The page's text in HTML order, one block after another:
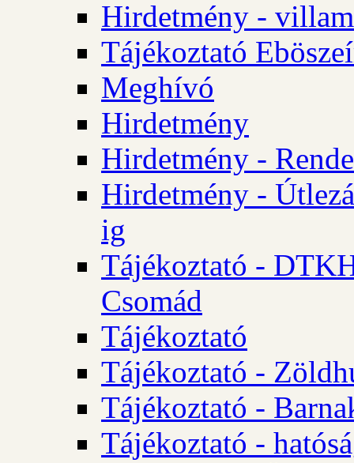
Hirdetmény -
Tájékoztató
Meghívó
Hirdetmény
Hirdetmény -
Hirdetmény -
ig
Tájékoztató -
Csomád
Tájékoztató
Tájékoztató -
Tájékoztató -
Tájékoztató -